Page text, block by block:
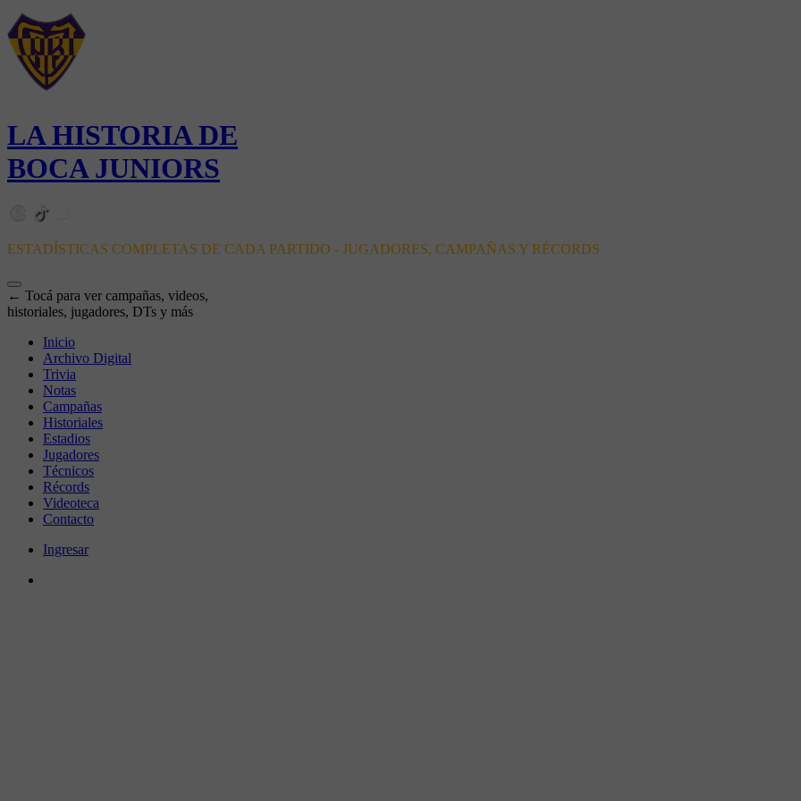
LA HISTORIA DE
BOCA JUNIORS
ESTADÍSTICAS COMPLETAS DE CADA PARTIDO - JUGADORES, CAMPAÑAS Y RÉCORDS
← Tocá para ver campañas, videos,
historiales, jugadores, DTs y más
Inicio
Archivo Digital
Trivia
Notas
Campañas
Historiales
Estadios
Jugadores
Técnicos
Récords
Videoteca
Contacto
Ingresar